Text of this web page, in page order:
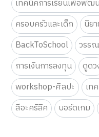
เทคนิคการเรียนเพื่อพัฒ
ครอบครัวและเด็ก
นิย
BackToSchool
วรร
การเงินการลงทุน
ดูด
workshop-ศิลปะ
เท